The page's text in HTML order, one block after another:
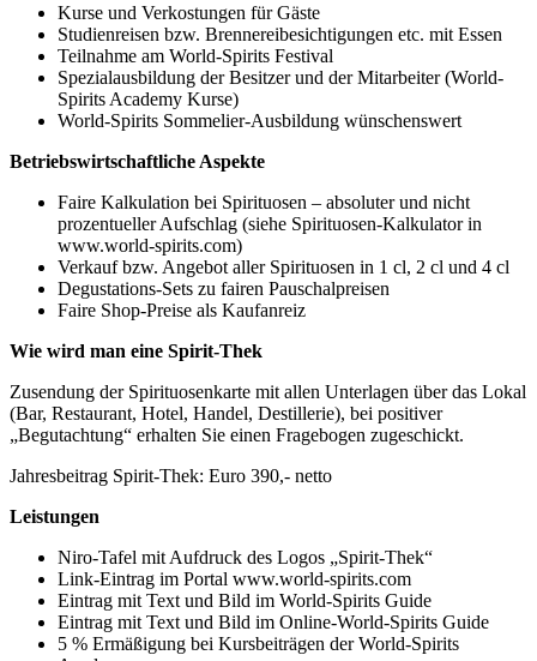
Kurse und Verkostungen für Gäste
Studienreisen bzw. Brennereibesichtigungen etc. mit Essen
Teilnahme am World-Spirits Festival
Spezialausbildung der Besitzer und der Mitarbeiter (World-
Spirits Academy Kurse)
World-Spirits Sommelier-Ausbildung wünschenswert
Betriebswirtschaftliche Aspekte
Faire Kalkulation bei Spirituosen – absoluter und nicht
prozentueller Aufschlag (siehe Spirituosen-Kalkulator in
www.world-spirits.com)
Verkauf bzw. Angebot aller Spirituosen in 1 cl, 2 cl und 4 cl
Degustations-Sets zu fairen Pauschalpreisen
Faire Shop-Preise als Kaufanreiz
Wie wird man eine Spirit-Thek
Zusendung der Spirituosenkarte mit allen Unterlagen über das Lokal
(Bar, Restaurant, Hotel, Handel, Destillerie), bei positiver
„Begutachtung“ erhalten Sie einen Fragebogen zugeschickt.
Jahresbeitrag Spirit-Thek: Euro 390,- netto
Leistungen
Niro-Tafel mit Aufdruck des Logos „Spirit-Thek“
Link-Eintrag im Portal www.world-spirits.com
Eintrag mit Text und Bild im World-Spirits Guide
Eintrag mit Text und Bild im Online-World-Spirits Guide
5 % Ermäßigung bei Kursbeiträgen der World-Spirits